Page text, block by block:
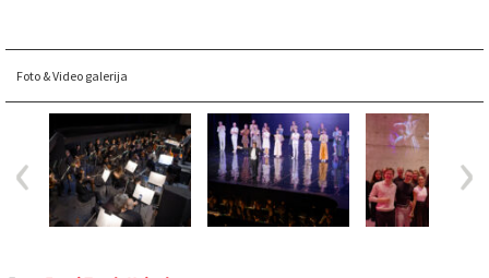
Foto & Video galerija